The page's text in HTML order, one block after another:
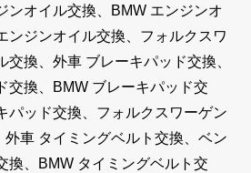
ンオイル交換、BMW エンジンオ
ンジンオイル交換、フォルクスワ
交換、外車 ブレーキパッド交換、
交換、BMW ブレーキパッド交
パッド交換、フォルクスワーゲン
車 タイミングベルト交換、ベン
換、BMW タイミングベルト交